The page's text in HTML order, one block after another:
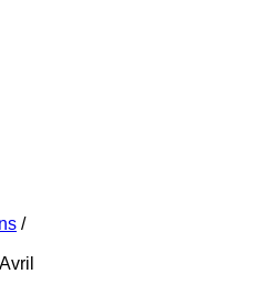
/